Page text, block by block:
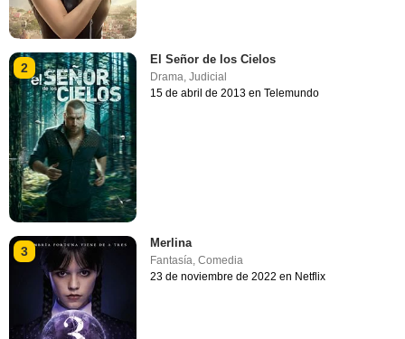
2
El Señor de los Cielos
Drama ,Judicial
15 de abril de 2013 en Telemundo
3
Merlina
Fantasía,Comedia
23 de noviembre de 2022 en Netflix